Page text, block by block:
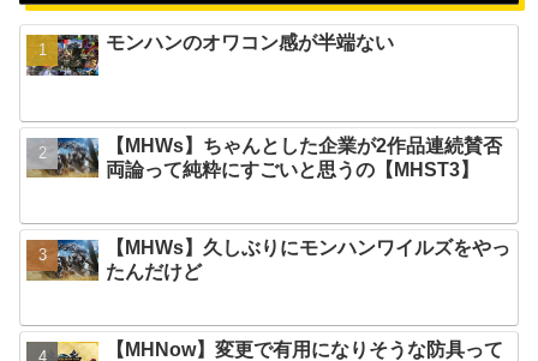
モンハンのオワコン感が半端ない
【MHWs】ちゃんとした企業が2作品連続賛否
両論って純粋にすごいと思うの【MHST3】
【MHWs】久しぶりにモンハンワイルズをやっ
たんだけど
【MHNow】変更で有用になりそうな防具って